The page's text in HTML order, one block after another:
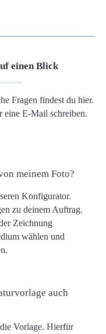
einen Blick
Fragen findest du hier.
eine E-Mail schreiben.
meinem Foto?
Konfigurator.
zu deinem Auftrag.
Zeichnung
wählen und
auch
Vorlage. Hierfür